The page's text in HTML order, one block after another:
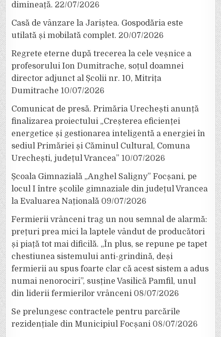
dimineață. 22/07/2026
Casă de vânzare la Jariștea. Gospodăria este
utilată și mobilată complet. 20/07/2026
Regrete eterne după trecerea la cele veșnice a
profesorului Ion Dumitrache, soțul doamnei
director adjunct al Școlii nr. 10, Mitrița
Dumitrache 10/07/2026
Comunicat de presă. Primăria Urechești anunță
finalizarea proiectului „Creșterea eficienței
energetice și gestionarea inteligentă a energiei în
sediul Primăriei și Căminul Cultural, Comuna
Urechești, județul Vrancea” 10/07/2026
Școala Gimnazială „Anghel Saligny” Focșani, pe
locul I între școlile gimnaziale din județul Vrancea
la Evaluarea Națională 09/07/2026
Fermierii vrânceni trag un nou semnal de alarmă:
prețuri prea mici la laptele vândut de producători
și piață tot mai dificilă. „În plus, se repune pe tapet
chestiunea sistemului anti-grindină, deși
fermierii au spus foarte clar că acest sistem a adus
numai nenorociri”, susține Vasilică Pamfil, unul
din liderii fermierilor vrânceni 08/07/2026
Se prelungesc contractele pentru parcările
rezidențiale din Municipiul Focșani 08/07/2026